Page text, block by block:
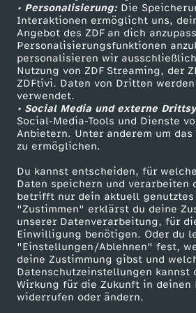
• Personalisierung:Die
Interaktionen ermöglicht uns,
Angebot des ZDF an dich
Personalisierungsfunktionen
personalisieren wir
Nutzung von ZDF Streaming, der
ZDFtivi. Daten von Dritten
verwendet.
• Social Media und externe
Social-Media-Tools und Dienste
Anbietern. Unter anderem um
zu ermöglichen.
Du kannst entscheiden, für
Daten speichern und verarbeiten
betrifft nur dein aktuell
"Zustimmen" erklärst du deine
unserer Datenverarbeitung, für
Einwilligung benötigen. Oder du
"Einstellungen/Ablehnen" fest,
deine Zustimmung gibst und
Datenschutzeinstellungen kannst
Wirkung für die Zukunft in deinen
widerrufen oder ändern.
Sendungen A-Z
TV-Programm
Hilfe
ZDF Unternehmen
Karriere
ZDF goes Schule
Werbefernsehen
Mainzelmännchen